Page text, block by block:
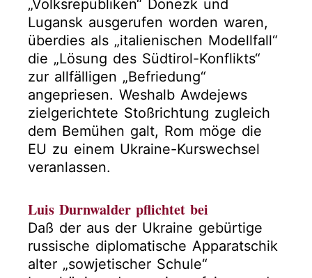
„Volksrepubliken“ Donezk und
Lugansk ausgerufen worden waren,
überdies als „italienischen Modellfall“
die „Lösung des Südtirol-Konflikts“
zur allfälligen „Befriedung“
angepriesen. Weshalb Awdejews
zielgerichtete Stoßrichtung zugleich
dem Bemühen galt, Rom möge die
EU zu einem Ukraine-Kurswechsel
veranlassen.
Luis Durnwalder pflichtet bei
Daß der aus der Ukraine gebürtige
russische diplomatische Apparatschik
alter „sowjetischer Schule“